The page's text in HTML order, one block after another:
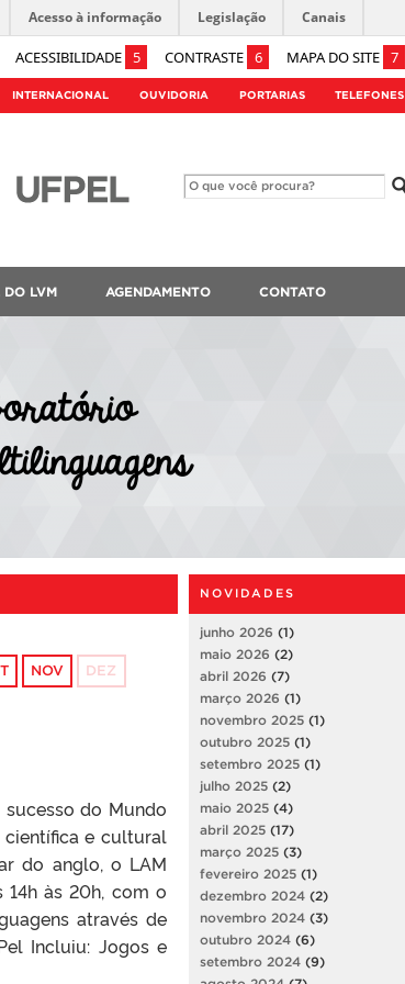
ACESSIBILIDADE 5 CONTRASTE 6 MAPA DO SITE 7
Acesso à informação Legislação Canais
INTERNACIONAL OUVIDORIA PORTARIAS TELEFONES
DO LVM AGENDAMENTO CONTATO
NOV DEZ
do Mundo
e cultural
do anglo, o LAM
às 20h, com o
através de
Incluiu: Jogos e
NOVIDADES
junho 2026 (1)
maio 2026 (2)
abril 2026 (7)
março 2026 (1)
novembro 2025 (1)
outubro 2025 (1)
setembro 2025 (1)
julho 2025 (2)
maio 2025 (4)
abril 2025 (17)
março 2025 (3)
fevereiro 2025 (1)
dezembro 2024 (2)
novembro 2024 (3)
outubro 2024 (6)
setembro 2024 (9)